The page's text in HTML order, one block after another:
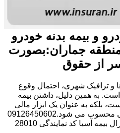
و بیمه بدنه خودرو
منطقه جماران:بصورت
از حقوق
و ترافیک شهری، احتمال وقوع
به همین دلیل، داشتن بیمه
بلکه به عنوان یک ابزار مالی
برای کاهش ریسک های احتمالی محسوب می شود.09126450602
آسیا کد نمایندگی 28010